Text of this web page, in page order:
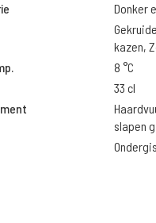
Donker
kazen,
8 °C
33 cl
slapen